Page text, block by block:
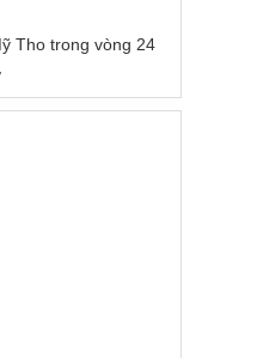
Tho trong vòng 24